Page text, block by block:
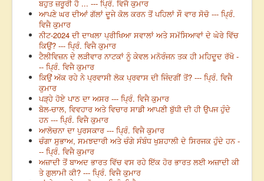
ਬਹੁਤ ਜ਼ਰੂਰੀ ਹੈ ... --- ਪ੍ਰਿੰ. ਵਿਜੈ ਕੁਮਾਰ
ਆਪਣੇ ਘਰ ਦੀਆਂ ਗੱਲਾਂ ਦੂਜੇ ਕੋਲ ਕਰਨ ਤੋਂ ਪਹਿਲਾਂ ਸੌ ਵਾਰ ਸੋਚੋ --- ਪ੍ਰਿੰ.
ਵਿਜੈ ਕੁਮਾਰ
ਨੀਟ-2024 ਦੀ ਦਾਖਲਾ ਪ੍ਰੀਖਿਆ ਸਵਾਲਾਂ ਅਤੇ ਸਮੱਸਿਆਵਾਂ ਦੇ ਘੇਰੇ ਵਿੱਚ
ਕਿਉਂ? --- ਪ੍ਰਿੰ. ਵਿਜੈ ਕੁਮਾਰ
ਟੈਲੀਵਿਜ਼ਨ ਦੇ ਲੜੀਵਾਰ ਨਾਟਕਾਂ ਨੂੰ ਕੇਵਲ ਮਨੋਰੰਜਨ ਤਕ ਹੀ ਮਹਿਦੂਦ ਰੱਖੋ -
-- ਪ੍ਰਿੰ. ਵਿਜੈ ਕੁਮਾਰ
ਕਿਉਂ ਅੱਕ ਰਹੇ ਨੇ ਪ੍ਰਵਾਸੀ ਲੋਕ ਪ੍ਰਵਾਸ ਦੀ ਜਿੰਦਗੀਂ ਤੋਂ? --- ਪ੍ਰਿੰ. ਵਿਜੈ
ਕੁਮਾਰ
ਪੜ੍ਹੇ ਹੋਏ ਪਾਠ ਦਾ ਅਸਰ --- ਪ੍ਰਿੰ. ਵਿਜੈ ਕੁਮਾਰ
ਬੋਲ-ਚਾਲ, ਵਿਵਹਾਰ ਅਤੇ ਵਿਚਾਰ ਸਾਡੀ ਆਪਣੀ ਬੁੱਧੀ ਦੀ ਹੀ ਉਪਜ ਹੁੰਦੇ
ਹਨ --- ਪ੍ਰਿੰ. ਵਿਜੈ ਕੁਮਾਰ
ਆਲੋਚਨਾ ਦਾ ਪੁਰਸਕਾਰ --- ਪ੍ਰਿੰ. ਵਿਜੈ ਕੁਮਾਰ
ਚੰਗਾ ਸੁਭਾਅ, ਸਮਝਦਾਰੀ ਅਤੇ ਚੰਗੇ ਸੰਬੰਧ ਖੁਸ਼ਹਾਲੀ ਦੇ ਸਿਰਜਕ ਹੁੰਦੇ ਹਨ -
-- ਪ੍ਰਿੰ. ਵਿਜੈ ਕੁਮਾਰ
ਅਜ਼ਾਦੀ ਤੋਂ ਬਾਅਦ ਭਾਰਤ ਵਿੱਚ ਵਸ ਰਹੇ ਇੱਕ ਹੋਰ ਭਾਰਤ ਲਈ ਅਜ਼ਾਦੀ ਕੀ
ਤੇ ਗੁਲਾਮੀ ਕੀ? --- ਪ੍ਰਿੰ. ਵਿਜੈ ਕੁਮਾਰ